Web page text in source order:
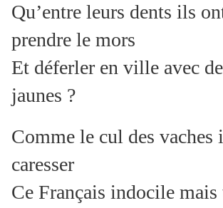
Qu’entre leurs dents ils
prendre le mors
Et déferler en ville avec
jaunes ?
Comme le cul des vaches
caresser
Ce Français indocile mais